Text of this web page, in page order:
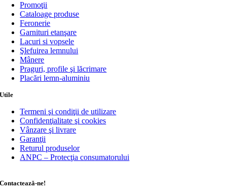
Promoţii
Cataloage produse
Feronerie
Garnituri etanşare
Lacuri si vopsele
Şlefuirea lemnului
Mânere
Praguri, profile şi lăcrimare
Placări lemn-aluminiu
Utile
Termeni şi condiţii de utilizare
Confidenţialitate şi cookies
Vânzare şi livrare
Garanţii
Returul produselor
ANPC – Protecţia consumatorului
Contactează-ne!